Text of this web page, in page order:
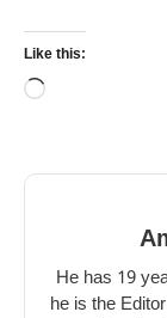
Like this:
Loading…
He has 19
he is the